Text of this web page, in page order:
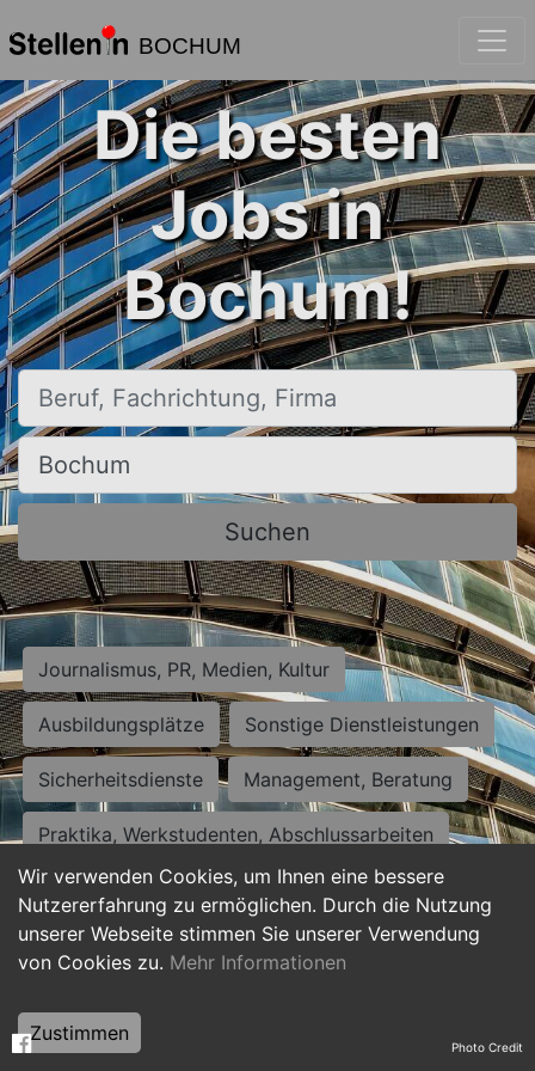
BOCHUM
Wir verwenden Cookies, um Ihnen eine bessere
Nutzererfahrung zu ermöglichen. Durch die Nutzung
unserer Webseite stimmen Sie unserer Verwendung
von Cookies zu. Mehr Informationen
Zustimmen
Die besten
Jobs in
Bochum!
Beruf, Fachrichtung, Firma
Ort, Stadt
Suchen
Journalismus, PR, Medien, Kultur
Ausbildungsplätze Sonstige Dienstleistungen
Sicherheitsdienste Management, Beratung
Praktika, Werkstudenten, Abschlussarbeiten
Personalwesen Assistenz, Sekretariat
Hilfskräfte, Aushilfs- und Nebenjobs
Weiterbildung, Studium, duale Ausbildung Photo Credit